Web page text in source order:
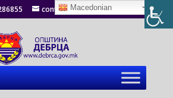
contact@debrca.gov.mk
Macedonian